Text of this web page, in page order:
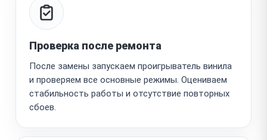
Проверка после ремонта
После замены запускаем проигрыватель винила
и проверяем все основные режимы. Оцениваем
стабильность работы и отсутствие повторных
сбоев.